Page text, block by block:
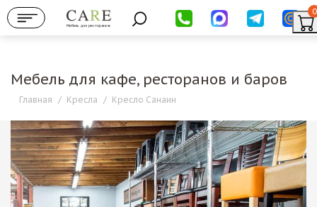
Мебель для ресторанов
0
Мебель для кафе, ресторанов и баров
Главная / Кресла / Кресло Санаин